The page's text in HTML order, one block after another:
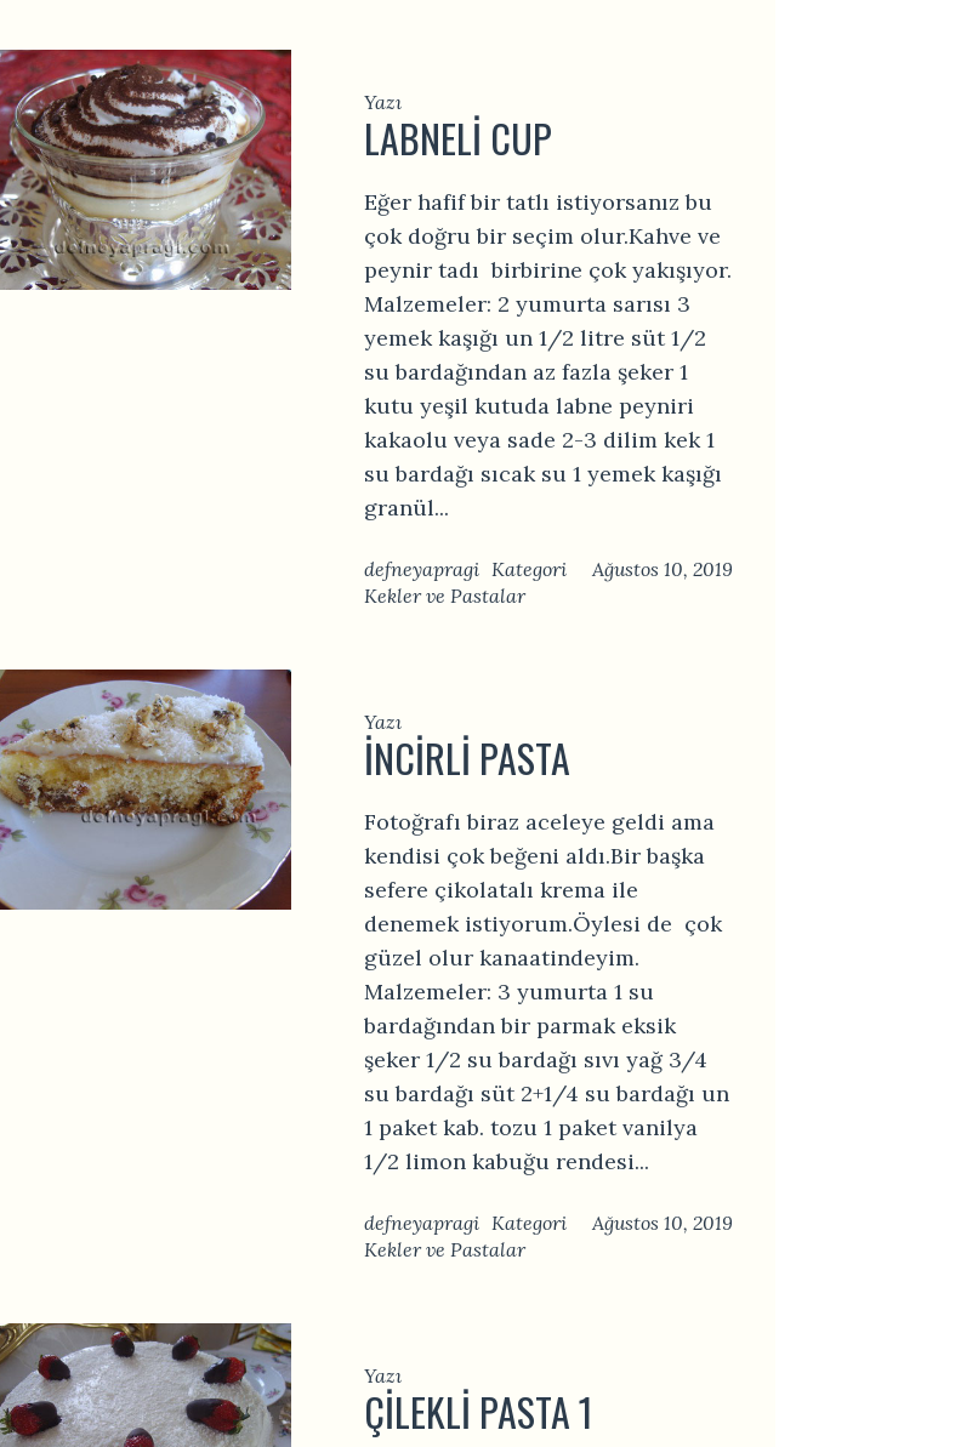
Yazı
LABNELI CUP
Eğer hafif bir tatlı istiyorsanız bu
çok doğru bir seçim olur.Kahve ve
peynir tadı birbirine çok yakışıyor.
Malzemeler: 2 yumurta sarısı 3
yemek kaşığı un 1/2 litre süt 1/2
su bardağından az fazla şeker 1
kutu yeşil kutuda labne peyniri
kakaolu veya sade 2-3 dilim kek 1
su bardağı sıcak su 1 yemek kaşığı
granül...
Ağustos 10, 2019
defneyapragi Kategori
Kekler ve Pastalar
Yazı
İNCIRLI PASTA
Fotoğrafı biraz aceleye geldi ama
kendisi çok beğeni aldı.Bir başka
sefere çikolatalı krema ile
denemek istiyorum.Öylesi de çok
güzel olur kanaatindeyim.
Malzemeler: 3 yumurta 1 su
bardağından bir parmak eksik
şeker 1/2 su bardağı sıvı yağ 3/4
su bardağı süt 2+1/4 su bardağı un
1 paket kab. tozu 1 paket vanilya
1/2 limon kabuğu rendesi...
Ağustos 10, 2019
defneyapragi Kategori
Kekler ve Pastalar
Yazı
ÇILEKLI PASTA 1